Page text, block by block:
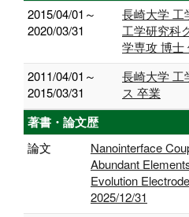
2015/04/01～
2020/03/31
長崎大学 工
工学研究科
学専攻 博士
2011/04/01～
2015/03/31
長崎大学 工
ス 卒業
著書・論文歴
論文
Nanointerface
Abundant
Evolution
2025/12/31